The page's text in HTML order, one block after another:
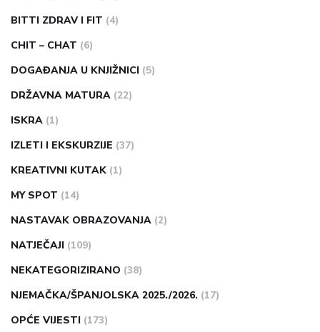
BITTI ZDRAV I FIT (4)
CHIT – CHAT (6)
DOGAĐANJA U KNJIŽNICI (5)
DRŽAVNA MATURA (22)
ISKRA (1)
IZLETI I EKSKURZIJE (37)
KREATIVNI KUTAK (1)
MY SPOT (14)
NASTAVAK OBRAZOVANJA (2)
NATJEČAJI (109)
NEKATEGORIZIRANO (38)
NJEMAČKA/ŠPANJOLSKA 2025./2026. (17)
OPĆE VIJESTI (173)